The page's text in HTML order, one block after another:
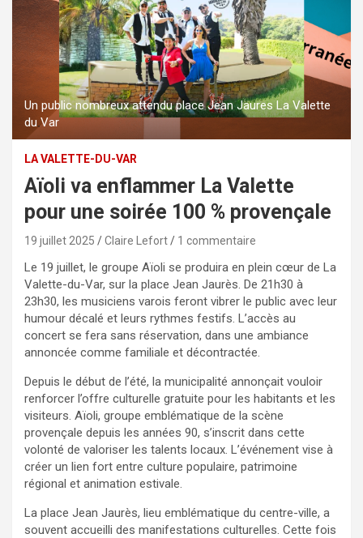
Un public nombreux attendu place Jean Jaures La Valette
du Var
LA VALETTE-DU-VAR
Aïoli va enflammer La Valette
pour une soirée 100 % provençale
19 juillet 2025 Claire Lefort 1 commentaire
Le 19 juillet, le groupe Aïoli se produira en plein cœur de La
Valette-du-Var, sur la place Jean Jaurès. De 21h30 à
23h30, les musiciens varois feront vibrer le public avec leur
humour décalé et leurs rythmes festifs. L’accès au
concert se fera sans réservation, dans une ambiance
annoncée comme familiale et décontractée.
Depuis le début de l’été, la municipalité annonçait vouloir
renforcer l’offre culturelle gratuite pour les habitants et les
visiteurs. Aïoli, groupe emblématique de la scène
provençale depuis les années 90, s’inscrit dans cette
volonté de valoriser les talents locaux. L’événement vise à
créer un lien fort entre culture populaire, patrimoine
régional et animation estivale.
La place Jean Jaurès, lieu emblématique du centre-ville, a
souvent accueilli des manifestations culturelles. Cette fois